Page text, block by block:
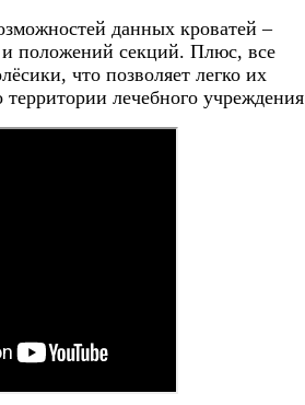
данных кроватей –
и положений секций. Плюс, все
что позволяет легко их
территории лечебного